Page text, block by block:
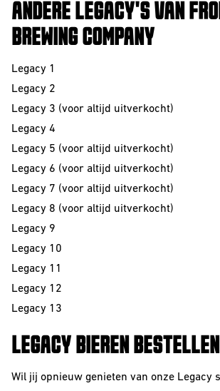
ANDERE LEGACY'S VAN
BREWING COMPANY
Legacy 1
Legacy 2
Legacy 3 (voor altijd uitverkocht)
Legacy 4
Legacy 5 (voor altijd uitverkocht)
Legacy 6 (voor altijd uitverkocht)
Legacy 7 (voor altijd uitverkocht)
Legacy 8 (voor altijd uitverkocht)
Legacy 9
Legacy 10
Legacy 11
Legacy 12
Legacy 13
LEGACY BIEREN
Wil jij opnieuw genieten van onze Legacy